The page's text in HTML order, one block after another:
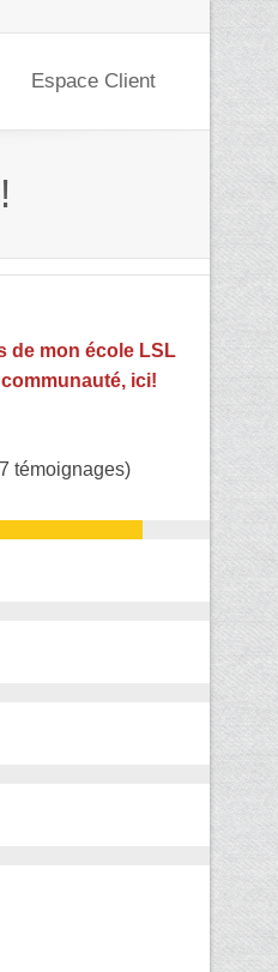
Espace Client
de mon école LSL
ici!
témoignages)